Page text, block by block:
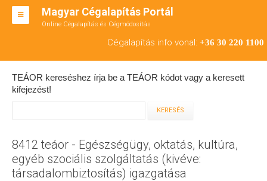
Magyar Cégalapítás Portál
Online Cégalapítás és Cégmódosítás
Cégalapítás info vonal: +36 30 220 1100
BT ALAPÍTÁS
RT ALAPÍTÁS
TEÁOR SZÁMOK '08
TEÁOR kereséshez írja be a TEÁOR kódot vagy a keresett
kifejezést!
8412 teáor - Egészségügy, oktatás, kultúra,
egyéb szociális szolgáltatás (kivéve:
társadalombiztosítás) igazgatása